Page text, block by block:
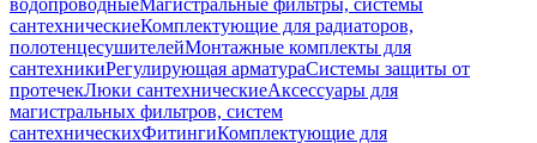
водопроводныеМагистральные фильтры, системы
сантехническиеКомплектующие для радиаторов,
полотенцесушителейМонтажные комплекты для
сантехникиРегулирующая арматураСистемы защиты от
протечекЛюки сантехническиеАксессуары для
магистральных фильтров, систем
сантехническихФитингиКомплектующие для